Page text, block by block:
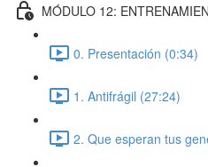
MÓDULO 12:
0. Presentación (0:34)
1. Antifrágil (27:24)
2. Que esperan tus